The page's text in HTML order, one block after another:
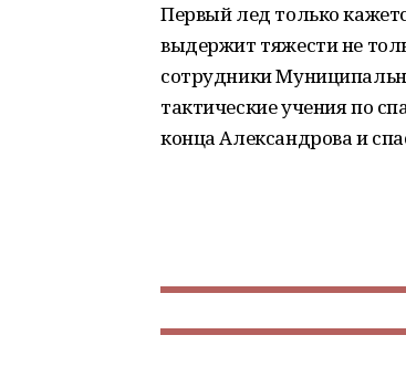
Первый лед только
выдержит тяжести не
сотрудники
тактические учения по
конца Александрова и